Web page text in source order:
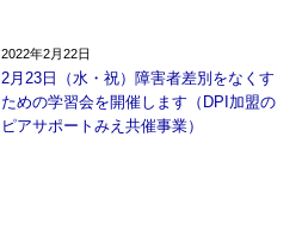
2022年2月22日
2月23日（水・祝）障害者差別をなくす
ための学習会を開催します（DPI加盟の
ピアサポートみえ共催事業）